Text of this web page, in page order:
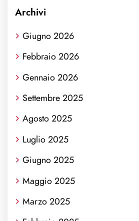
Archivi
Giugno 2026
Febbraio 2026
Gennaio 2026
Settembre 2025
Agosto 2025
Luglio 2025
Giugno 2025
Maggio 2025
Marzo 2025